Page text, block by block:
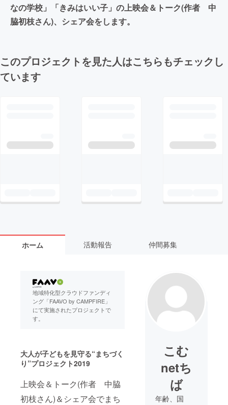
なの学校」「きみはいい子」の上映会＆トーク(作者 中
脇初枝さん)、シェア会をします。
このプロジェクトを見た人はこちらもチェックし
ています
ホーム 活動報告 仲間募集
地域特化型クラウドファンディ
ング「FAAVO by CAMPFIRE」
にて実施されたプロジェクトで
す。
大人が子どもを見守る“まちづく
り”プロジェクト2019
上映会＆トーク(作者 中脇
初枝さん)＆シェア会でまち
こむ
netち
ば
年齢、国